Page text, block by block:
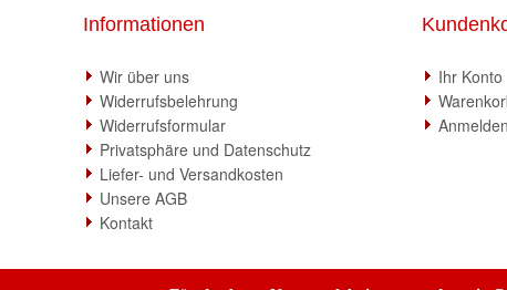
Informationen
Wir über uns
Widerrufsbelehrung
Widerrufsformular
Privatsphäre und Datenschutz
Liefer- und Versandkosten
Unsere AGB
Kontakt
Ihr Konto
Anmelden